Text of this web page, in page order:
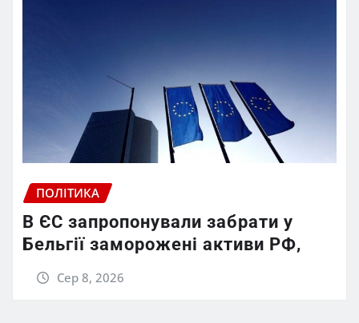
ПОЛІТИКА
В ЄС запропонували забрати у
Бельгії заморожені активи РФ,
Сер 8, 2026